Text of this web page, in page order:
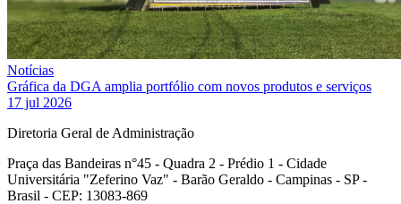
Notícias
Gráfica da DGA amplia portfólio com novos produtos e serviços
17 jul 2026
Diretoria Geral de Administração
Praça das Bandeiras n°45 - Quadra 2 - Prédio 1 - Cidade
Universitária "Zeferino Vaz" - Barão Geraldo - Campinas - SP -
Brasil - CEP: 13083-869